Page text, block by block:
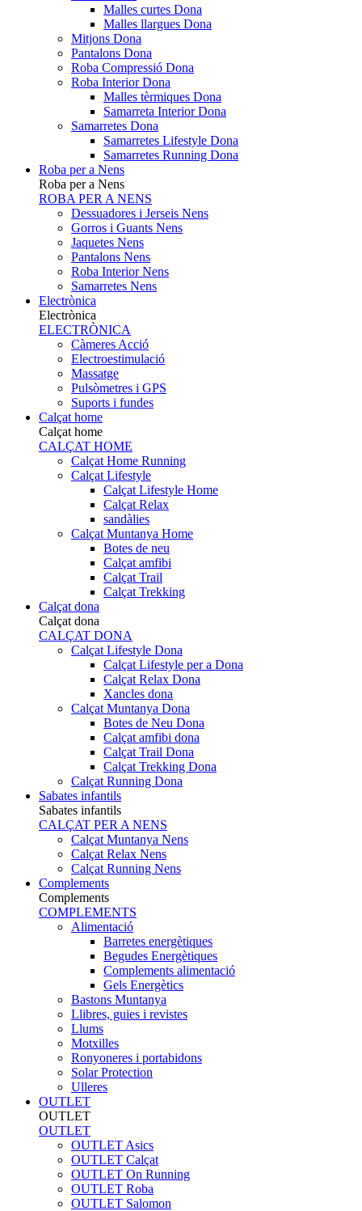
Malles curtes Dona
Malles llargues Dona
Mitjons Dona
Pantalons Dona
Roba Compressió Dona
Roba Interior Dona
Malles tèrmiques Dona
Samarreta Interior Dona
Samarretes Dona
Samarretes Lifestyle Dona
Samarretes Running Dona
Roba per a Nens
Roba per a Nens
ROBA PER A NENS
Dessuadores i Jerseis Nens
Gorros i Guants Nens
Jaquetes Nens
Pantalons Nens
Roba Interior Nens
Samarretes Nens
Electrònica
Electrònica
ELECTRÒNICA
Càmeres Acció
Electroestimulació
Massatge
Pulsòmetres i GPS
Suports i fundes
Calçat home
Calçat home
CALÇAT HOME
Calçat Home Running
Calçat Lifestyle
Calçat Lifestyle Home
Calçat Relax
sandàlies
Calçat Muntanya Home
Botes de neu
Calçat amfibi
Calçat Trail
Calçat Trekking
Calçat dona
Calçat dona
CALÇAT DONA
Calçat Lifestyle Dona
Calçat Lifestyle per a Dona
Calçat Relax Dona
Xancles dona
Calçat Muntanya Dona
Botes de Neu Dona
Calçat amfibi dona
Calçat Trail Dona
Calçat Trekking Dona
Calçat Running Dona
Sabates infantils
Sabates infantils
CALÇAT PER A NENS
Calçat Muntanya Nens
Calçat Relax Nens
Calçat Running Nens
Complements
Complements
COMPLEMENTS
Alimentació
Barretes energètiques
Begudes Energètiques
Complements alimentació
Gels Energètics
Bastons Muntanya
Llibres, guies i revistes
Llums
Motxilles
Ronyoneres i portabidons
Solar Protection
Ulleres
OUTLET
OUTLET
OUTLET
OUTLET Asics
OUTLET Calçat
OUTLET On Running
OUTLET Roba
OUTLET Salomon